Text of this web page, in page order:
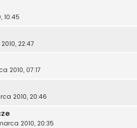
10:45
22:47
2010, 07:17
2010, 20:46
2010, 20:35